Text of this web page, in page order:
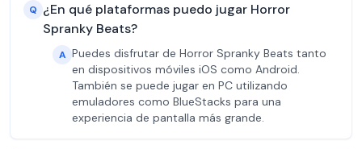
Q ¿En qué plataformas puedo jugar Horror
Spranky Beats?
A Puedes disfrutar de Horror Spranky Beats tanto
en dispositivos móviles iOS como Android.
También se puede jugar en PC utilizando
emuladores como BlueStacks para una
experiencia de pantalla más grande.